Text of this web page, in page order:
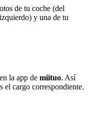
de tu coche (del
y una de tu
la app de miituo. Así
el cargo correspondiente.